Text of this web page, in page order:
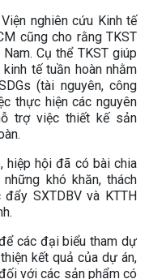
nghiên cứu Kinh tế
cũng cho rằng TKST
Cụ thể TKST giúp
tế tuần hoàn nhằm
(tài nguyên, công
thực hiện các nguyên
trợ việc thiết kế sản
hiệp hội đã có bài chia
khó khăn, thách
SXTDBV và KTTH
các đại biểu tham dự
kết quả của dự án,
với các sản phẩm có